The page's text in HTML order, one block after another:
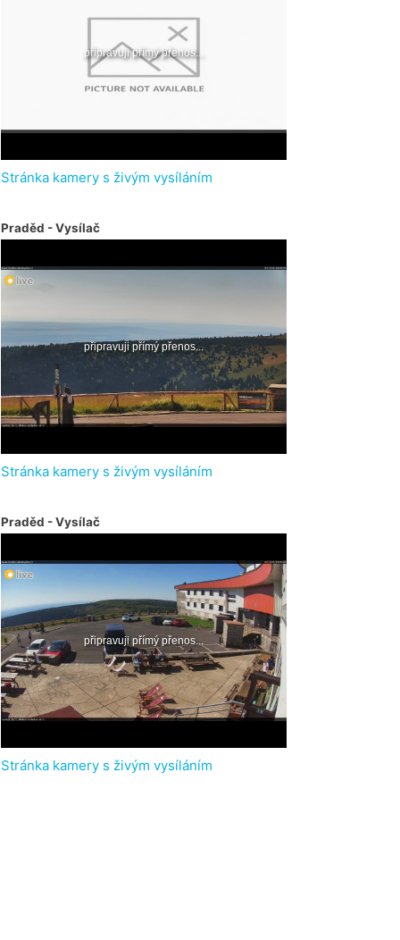
Stránka kamery s živým vysíláním
Praděd - Vysílač
Stránka kamery s živým vysíláním
Praděd - Vysílač
Stránka kamery s živým vysíláním